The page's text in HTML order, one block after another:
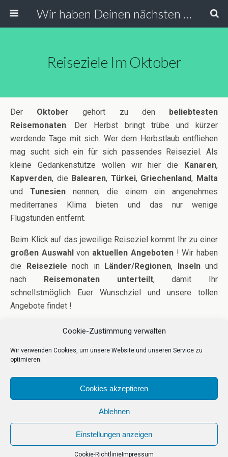
Cookie-Zustimmung verwalten
Wir verwenden Cookies, um unsere Website und unseren Service zu
optimieren.
Cookies akzeptieren
Ablehnen
Einstellungen anzeigen
Cookie-Richtlinie Impressum
Wir haben Deinen nächsten Urlaub
Reiseziele Im Oktober
Der Oktober gehört zu den beliebtesten
Reisemonaten. Der Herbst bringt trübe und kürzer
werdende Tage mit sich. Wer dem Herbstlaub entfliehen
mag sucht sich ein für sich passendes Reiseziel. Als
kleine Gedankenstütze wollen wir hier die Kanaren,
Kapverden, die Balearen, Türkei, Griechenland, Malta
und Tunesien nennen, die einem ein angenehmes
mediterranes Klima bieten und das nur wenige
Flugstunden entfernt.
Beim Klick auf das jeweilige Reiseziel kommt Ihr zu einer
großen Auswahlvon aktuellen Angeboten! Wir haben
die Reiseziele noch in Länder/Regionen, Inseln und
nach Reisemonaten unterteilt, damit Ihr
schnellstmöglich Euer Wunschziel und unsere tollen
Angebote findet !
März|April|Mai|Juni|Juli|
Zum Seitenanfang
Mobil Desktop